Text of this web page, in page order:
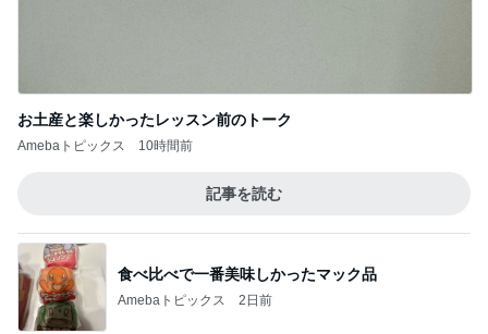
お土産と楽しかったレッスン前のトーク
Amebaトピックス 10時間前
記事を読む
食べ比べで一番美味しかったマック品
Amebaトピックス 2日前